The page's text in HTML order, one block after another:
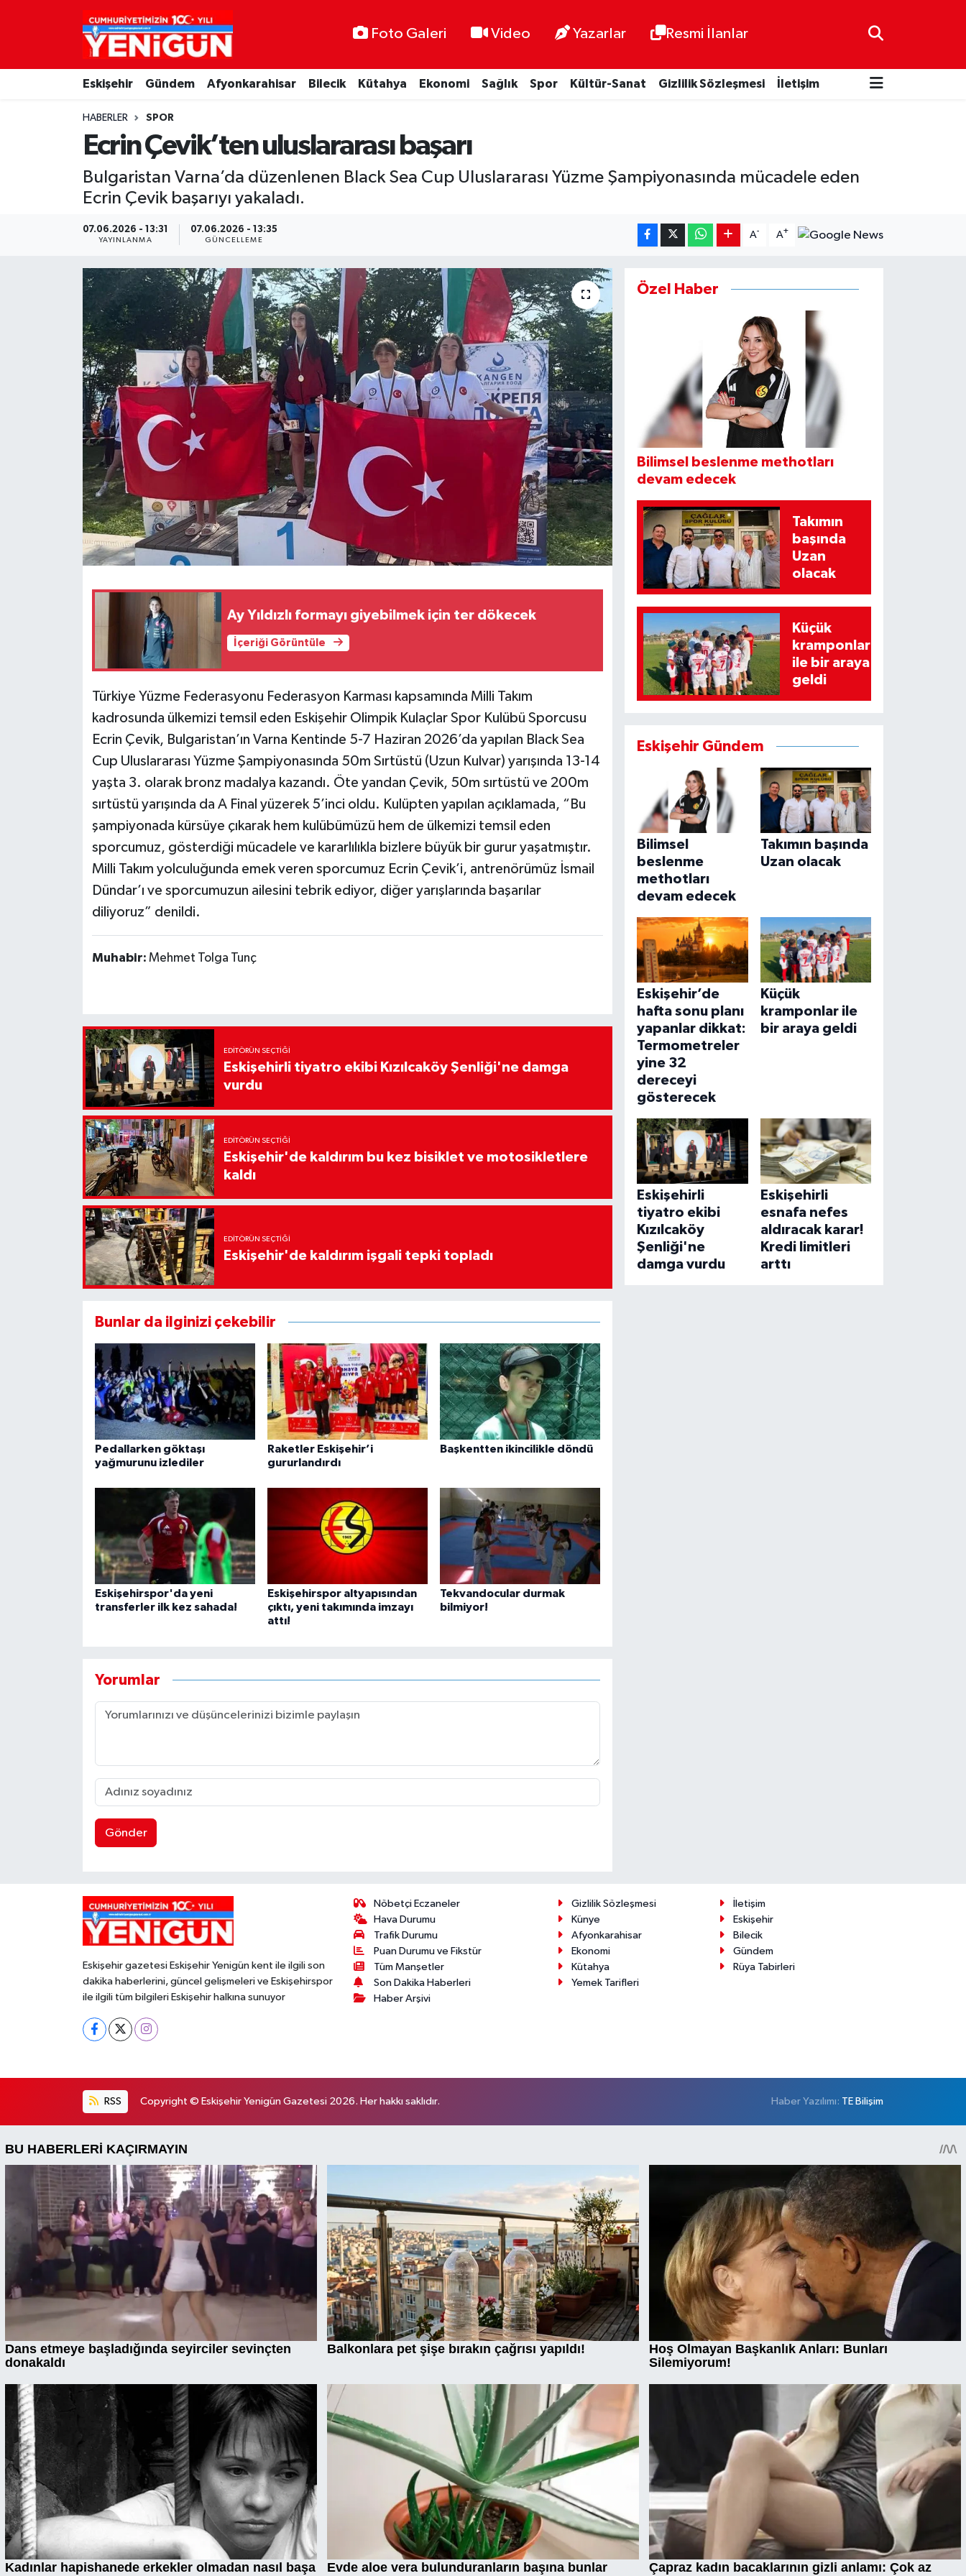
Foto Galeri Video Yazarlar Resmi İlanlar
Eskişehir Gündem Afyonkarahisar Bilecik Kütahya Ekonomi Sağlık Spor Kültür-Sanat Gizlilik Sözleşmesi İletişim
HABERLER SPOR
Ecrin Çevik’ten uluslararası başarı
Bulgaristan Varna’da düzenlenen Black Sea Cup Uluslararası Yüzme Şampiyonasında mücadele eden
Ecrin Çevik başarıyı yakaladı.
07.06.2026 - 13:31
YAYINLANMA
07.06.2026 - 13:35
GÜNCELLEME
A- A+
Ay Yıldızlı formayı giyebilmek için ter dökecek
İçeriği Görüntüle
Türkiye Yüzme Federasyonu Federasyon Karması kapsamında Milli Takım
kadrosunda ülkemizi temsil eden Eskişehir Olimpik Kulaçlar Spor Kulübü Sporcusu
Ecrin Çevik, Bulgaristan’ın Varna Kentinde 5-7 Haziran 2026’da yapılan Black Sea
Cup Uluslararası Yüzme Şampiyonasında 50m Sırtüstü (Uzun Kulvar) yarışında 13-14
yaşta 3. olarak bronz madalya kazandı. Öte yandan Çevik, 50m sırtüstü ve 200m
sırtüstü yarışında da A Final yüzerek 5’inci oldu. Kulüpten yapılan açıklamada, “Bu
şampiyonada kürsüye çıkarak hem kulübümüzü hem de ülkemizi temsil eden
sporcumuz, gösterdiği mücadele ve kararlılıkla bizlere büyük bir gurur yaşatmıştır.
Milli Takım yolculuğunda emek veren sporcumuz Ecrin Çevik’i, antrenörümüz İsmail
Dündar’ı ve sporcumuzun ailesini tebrik ediyor, diğer yarışlarında başarılar
diliyoruz” denildi.
Muhabir: Mehmet Tolga Tunç
EDITÖRÜN SEÇTIĞI
Eskişehirli tiyatro ekibi Kızılcaköy Şenliği'ne damga
vurdu
EDITÖRÜN SEÇTIĞI
Eskişehir'de kaldırım bu kez bisiklet ve motosikletlere
kaldı
EDITÖRÜN SEÇTIĞI
Eskişehir'de kaldırım işgali tepki topladı
Bunlar da ilginizi çekebilir
Pedallarken göktaşı
yağmurunu izlediler
Raketler Eskişehir’i
gururlandırdı
Başkentten ikincilikle döndü
Eskişehirspor'da yeni
transferler ilk kez sahada!
Eskişehirspor altyapısından
çıktı, yeni takımında imzayı
attı!
Tekvandocular durmak
bilmiyor!
Yorumlar
Gönder
Özel Haber
Bilimsel beslenme methotları
devam edecek
Takımın
başında
Uzan
olacak
Küçük
kramponlar
ile bir araya
geldi
Eskişehir Gündem
Bilimsel
beslenme
methotları
devam edecek
Takımın başında
Uzan olacak
Eskişehir’de
hafta sonu planı
yapanlar dikkat:
Termometreler
yine 32
dereceyi
gösterecek
Küçük
kramponlar ile
bir araya geldi
Eskişehirli
tiyatro ekibi
Kızılcaköy
Şenliği'ne
damga vurdu
Eskişehirli
esnafa nefes
aldıracak karar!
Kredi limitleri
arttı
Eskişehir gazetesi Eskişehir Yenigün kent ile ilgili son
dakika haberlerini, güncel gelişmeleri ve Eskişehirspor
ile ilgili tüm bilgileri Eskişehir halkına sunuyor
Nöbetçi Eczaneler
Hava Durumu
Trafik Durumu
Puan Durumu ve Fikstür
Tüm Manşetler
Son Dakika Haberleri
Haber Arşivi
Gizlilik Sözleşmesi
İletişim
Künye
Eskişehir
Afyonkarahisar
Bilecik
Ekonomi
Gündem
Kütahya
Rüya Tabirleri
Yemek Tarifleri
RSS Copyright © Eskişehir Yenigün Gazetesi 2026. Her hakkı saklıdır. Haber Yazılımı: TE Bilişim
Nöbetçi Eczaneler
Hava Durumu
Tüm Manşetler
Son Dakika Haberleri
Haber Arşivi